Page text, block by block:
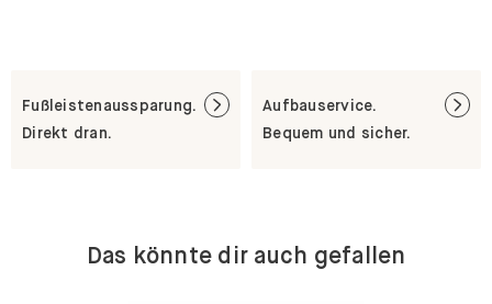
Fußleistenaussparung.
Direkt dran.
Aufbauservice.
Bequem und sicher.
Das könnte dir auch gefallen